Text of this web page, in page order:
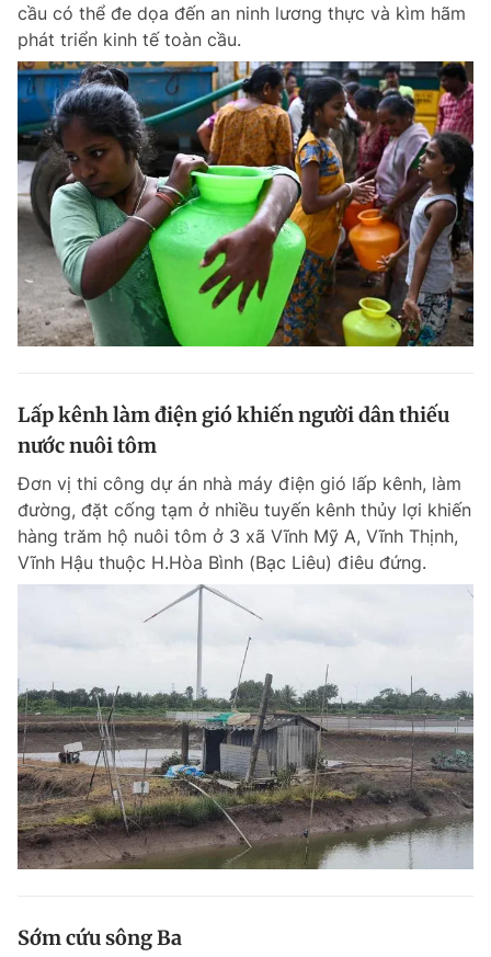
cầu có thể đe dọa đến an ninh lương thực và kìm hãm
phát triển kinh tế toàn cầu.
Lấp kênh làm điện gió khiến người dân thiếu
nước nuôi tôm
Đơn vị thi công dự án nhà máy điện gió lấp kênh, làm
đường, đặt cống tạm ở nhiều tuyến kênh thủy lợi khiến
hàng trăm hộ nuôi tôm ở 3 xã Vĩnh Mỹ A, Vĩnh Thịnh,
Vĩnh Hậu thuộc H.Hòa Bình (Bạc Liêu) điêu đứng.
Sớm cứu sông Ba